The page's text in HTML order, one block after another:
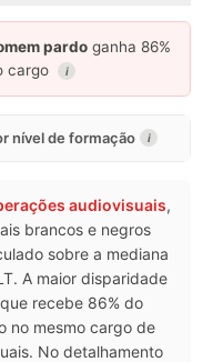
pardo ganha 86%
cargo
i
nível de formação i
audiovisuais,
brancos e negros
sobre a mediana
A maior disparidade
recebe 86% do
no mesmo cargo de
No detalhamento